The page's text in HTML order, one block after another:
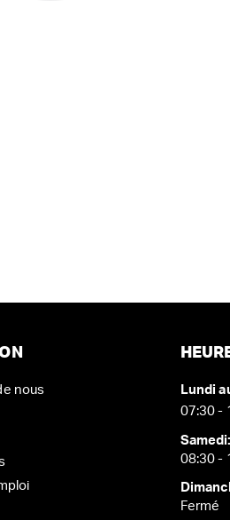
nous
Lundi
07:30 -
Samedi:
08:30 -
Fermé